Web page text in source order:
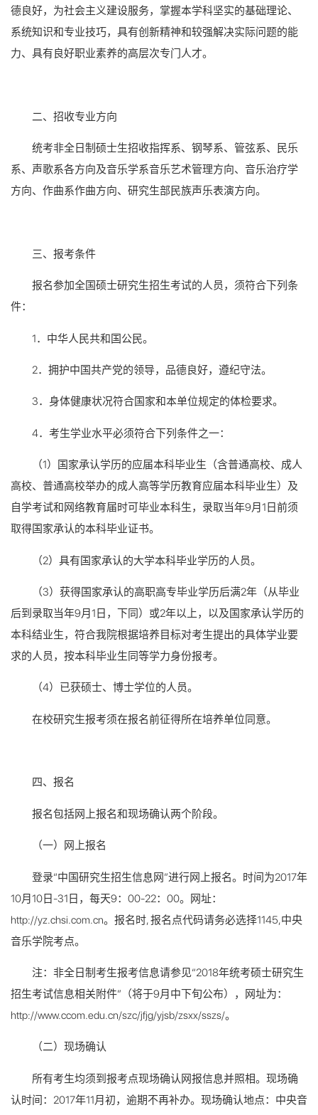
德良好，为社会主义建设服务，掌握本学科坚实的基础理论、
系统知识和专业技巧，具有创新精神和较强解决实际问题的能
力、具有良好职业素养的高层次专门人才。
二、招收专业方向
统考非全日制硕士生招收指挥系、钢琴系、管弦系、民乐
系、声歌系各方向及音乐学系音乐艺术管理方向、音乐治疗学
方向、作曲系作曲方向、研究生部民族声乐表演方向。
三、报考条件
报名参加全国硕士研究生招生考试的人员，须符合下列条
件：
1．中华人民共和国公民。
2．拥护中国共产党的领导，品德良好，遵纪守法。
3．身体健康状况符合国家和本单位规定的体检要求。
4．考生学业水平必须符合下列条件之一：
（1）国家承认学历的应届本科毕业生（含普通高校、成人
高校、普通高校举办的成人高等学历教育应届本科毕业生）及
自学考试和网络教育届时可毕业本科生，录取当年9月1日前须
取得国家承认的本科毕业证书。
（2）具有国家承认的大学本科毕业学历的人员。
（3）获得国家承认的高职高专毕业学历后满2年（从毕业
后到录取当年9月1日，下同）或2年以上，以及国家承认学历的
本科结业生，符合我院根据培养目标对考生提出的具体学业要
求的人员，按本科毕业生同等学力身份报考。
（4）已获硕士、博士学位的人员。
在校研究生报考须在报名前征得所在培养单位同意。
四、报名
报名包括网上报名和现场确认两个阶段。
（一）网上报名
登录“中国研究生招生信息网”进行网上报名。时间为2017年
10月10日-31日，每天9：00-22：00。网址：
http://yz.chsi.com.cn。报名时, 报名点代码请务必选择1145,中央
音乐学院考点。
注：非全日制考生报考信息请参见“2018年统考硕士研究生
招生考试信息相关附件”（将于9月中下旬公布），网址为：
http://www.ccom.edu.cn/szc/jfjg/yjsb/zsxx/sszs/。
（二）现场确认
所有考生均须到报考点现场确认网报信息并照相。现场确
认时间：2017年11月初，逾期不再补办。现场确认地点：中央音